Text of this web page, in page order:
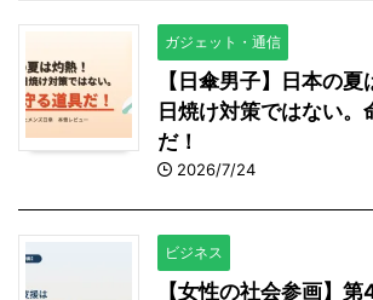
ガジェット・通信
【日傘男子】日本の
日焼け対策ではない。
だ！
2026/7/24
ビジネス
【女性の社会参画】